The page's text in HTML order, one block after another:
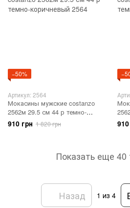
−50%
Артикул: 2564
Мокасины мужские costanzo
2562м 29.5 см 44 р темно-
коричневый 2564
910 грн 1 820 грн
Показать еще 40
Назад 1 из 4